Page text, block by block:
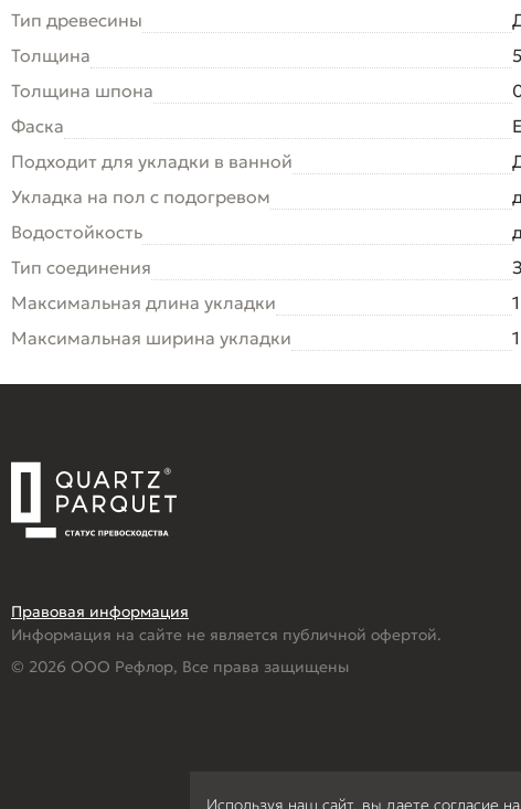
Тип древесины
Толщина
Толщина шпона
Фаска
Подходит для укладки в ванной
Укладка на пол c подогревом
Водостойкость
Тип соединения
Максимальная длина укладки
Максимальная ширина укладки
Правовая информация
Информация на сайте не является публичной офертой.
© 2026 ООО Рефлор, Все права защищены
Используя наш сайт, вы даете согласие